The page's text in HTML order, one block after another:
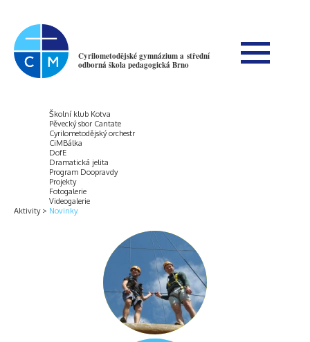
Cyrilometodějské gymnázium a střední
odborná škola pedagogická Brno
Aktivity
Školní klub Kotva
Pěvecký sbor Cantate
Cyrilometodějský orchestr
CiMBálka
DofE
Dramatická jelita
Program Doopravdy
Projekty
Fotogalerie
Videogalerie
Novinky